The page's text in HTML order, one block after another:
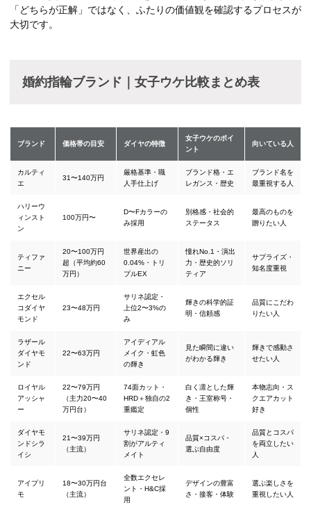
「どちらが正解」ではなく、ふたりの価値観を確認するプロセスが
大切です。
婚約指輪ブランド｜女子ウケ比較まとめ表
ブランド 価格帯の目安 ダイヤの特徴
女子ウケのポイ
ント
向いている人
カルティ
エ
31〜140万円
厳格基準・職
人手仕上げ
ブランド格・エ
レガンス・歴史
ブランド名を
最重視する人
ハリーウ
ィンスト
ン
100万円〜
D〜Fカラーの
み採用
別格感・社会的
ステータス
最高のものを
贈りたい人
ティファ
ニー
20〜100万円
超（平均約60
万円）
世界産出の
0.04%・トリ
プルEX
憧れNo.1・演出
力・歴史的ソリ
ティア
サプライズ・
知名度重視
エクセル
コダイヤ
モンド
23〜48万円
サリネ認定・
上位2〜3%の
み
輝きの科学的証
明・信頼感
品質にこだわ
りたい人
ラザール
ダイヤモ
ンド
22〜63万円
アイディアル
メイク・虹色
の輝き
見た瞬間に違い
がわかる輝き
輝きで感動さ
せたい人
ロイヤル
アッシャ
ー
22〜79万円
（主力20〜40
万円台）
74面カット・
HRD＋独自の2
重鑑定
白く凛とした輝
き・王室称号・
個性
本物志向・ス
クエアカット
好き
ダイヤモ
ンドシラ
イシ
21〜39万円
（主流）
サリネ認定・9
割がアルティ
メイト
品質×コスパ・
選ぶ自由度
品質とコスパ
を両立したい
人
アイプリ
モ
18〜30万円台
（主流）
全数エクセレ
ント・H&C採
用
デザインの豊富
さ・接客・体験
選ぶ楽しさを
重視したい人